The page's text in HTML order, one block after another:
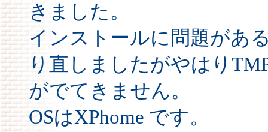
きました。
インストールに問題があ
り直しましたがやはり
がでてきません。
OSはXPhome です。